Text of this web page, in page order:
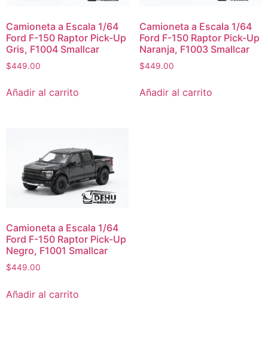
Camioneta a Escala 1/64
Ford F-150 Raptor Pick-Up
Gris, F1004 Smallcar
$449.00
Añadir al carrito
Camioneta a Escala 1/64
Ford F-150 Raptor Pick-Up
Naranja, F1003 Smallcar
$449.00
Añadir al carrito
Camioneta a Escala 1/64
Ford F-150 Raptor Pick-Up
Negro, F1001 Smallcar
$449.00
Añadir al carrito